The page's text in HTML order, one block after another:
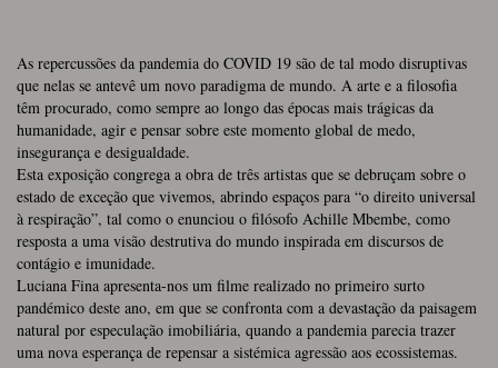
As repercussões da pandemia do COVID 19 são de tal modo disruptivas
que nelas se antevê um novo paradigma de mundo. A arte e a filosofia
têm procurado, como sempre ao longo das épocas mais trágicas da
humanidade, agir e pensar sobre este momento global de medo,
insegurança e desigualdade.
Esta exposição congrega a obra de três artistas que se debruçam sobre o
estado de exceção que vivemos, abrindo espaços para “o direito universal
à respiração”, tal como o enunciou o filósofo Achille Mbembe, como
resposta a uma visão destrutiva do mundo inspirada em discursos de
contágio e imunidade.
Luciana Fina apresenta-nos um filme realizado no primeiro surto
pandémico deste ano, em que se confronta com a devastação da paisagem
natural por especulação imobiliária, quando a pandemia parecia trazer
uma nova esperança de repensar a sistémica agressão aos ecossistemas.